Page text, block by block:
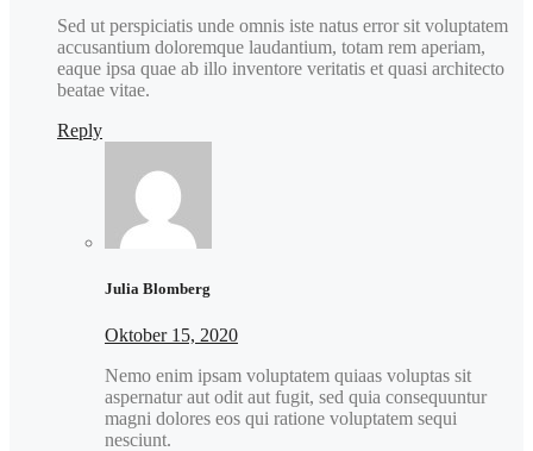
Sed ut perspiciatis unde omnis iste natus error sit voluptatem
accusantium doloremque laudantium, totam rem aperiam,
eaque ipsa quae ab illo inventore veritatis et quasi architecto
beatae vitae.
Reply
Julia Blomberg
Oktober 15, 2020
Nemo enim ipsam voluptatem quiaas voluptas sit
aspernatur aut odit aut fugit, sed quia consequuntur
magni dolores eos qui ratione voluptatem sequi
nesciunt.